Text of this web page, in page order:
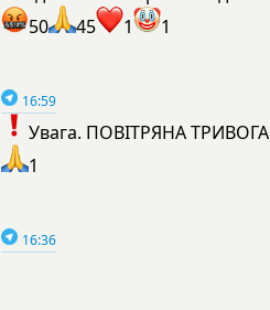
50
45 1 1
16:59
Увага. ПОВІТРЯНА ТРИВОГА
1
16:36